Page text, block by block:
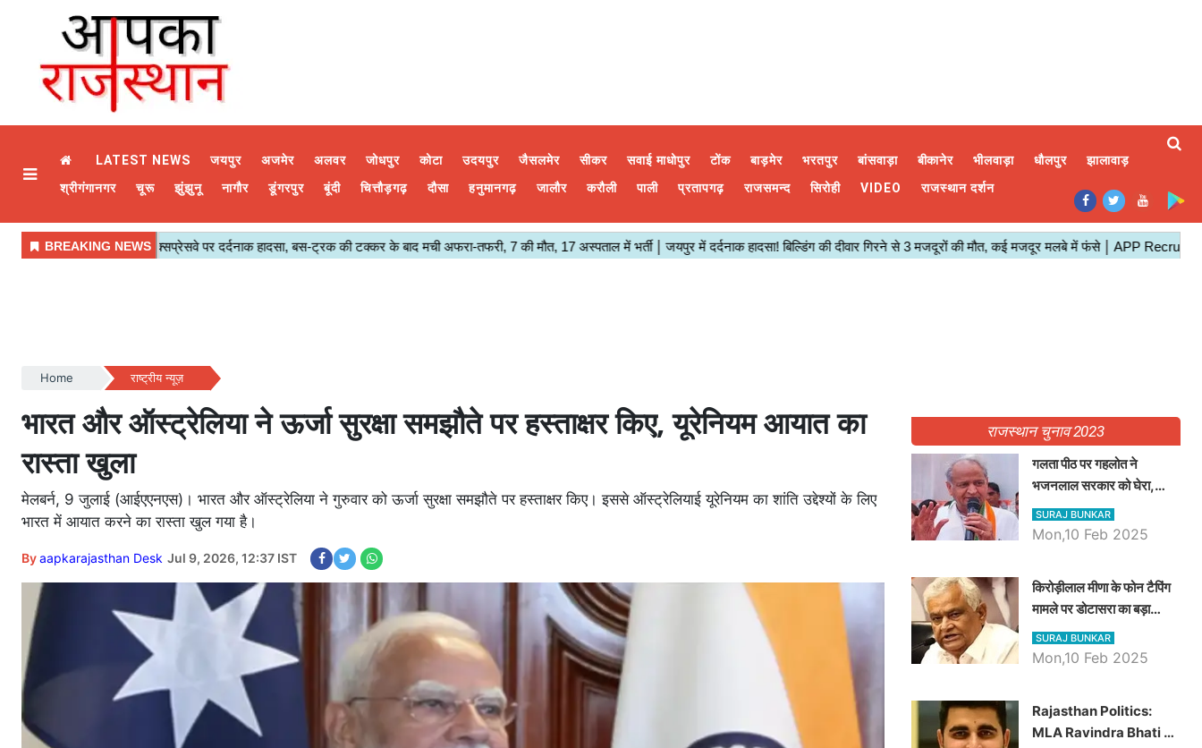
LATEST NEWS जयपुर अजमेर अलवर जोधपुर कोटा उदयपुर जैसलमेर सीकर सवाई माधोपुर टोंक बाड़मेर भरतपुर बांसवाड़ा बीकानेर भीलवाड़ा धौलपुर
झालावाड़
श्रीगंगानगर
चूरू झुंझुनू नागौर डूंगरपुर बूंदी चित्तौड़गढ़ दौसा हनुमानगढ़ जालौर करौली पाली प्रतापगढ़ राजसमन्द सिरोही VIDEO राजस्थान दर्शन
Home राष्ट्रीय न्यूज़
भारत और ऑस्ट्रेलिया ने ऊर्जा सुरक्षा समझौते पर हस्ताक्षर किए, यूरेनियम आयात का
रास्ता खुला
मेलबर्न, 9 जुलाई (आईएएनएस)। भारत और ऑस्ट्रेलिया ने गुरुवार को ऊर्जा सुरक्षा समझौते पर हस्ताक्षर किए। इससे ऑस्ट्रेलियाई यूरेनियम का शांति उद्देश्यों के लिए
भारत में आयात करने का रास्ता खुल गया है।
Byaapkarajasthan Desk Jul 9, 2026, 12:37 IST
राजस्थान चुनाव 2023
गलता पीठ पर गहलोत ने
भजनलाल सरकार को घेरा,
Video में देखें अब तक बड़ी
खबरें
SURAJ BUNKAR
Mon,10 Feb 2025
किरोड़ीलाल मीणा के फोन टैपिंग
मामले पर डोटासरा का बड़ा
आरोप, वीडियो में देखें AZ बड़ी
खबरें
SURAJ BUNKAR
Mon,10 Feb 2025
Rajasthan Politics:
MLA Ravindra Bhati ने